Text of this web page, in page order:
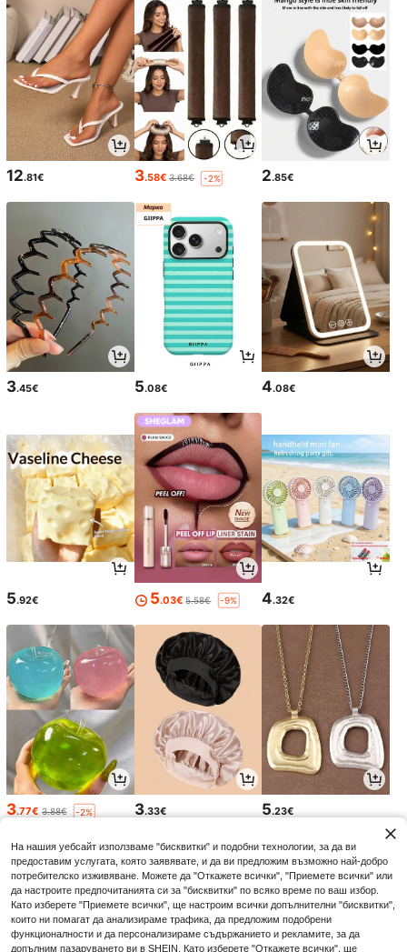
12.81€ 3.58€ 3.68€ -2% 2.85€
3.45€ 5.08€ 4.08€
5.92€ 5.03€ 5.58€ -9% 4.32€
3.77€ 3.88€ -2% 3.33€ 5.23€
На нашия уебсайт използваме "бисквитки" и подобни технологии, за да ви
предоставим услугата, която заявявате, и да ви предложим възможно най-добро
потребителско изживяване. Можете да "Откажете всички", "Приемете всички" или
да настроите предпочитанията си за "бисквитки" по всяко време по ваш избор.
Като изберете "Приемете всички", ще настроим всички допълнителни "бисквитки",
които ни помагат да анализираме трафика, да предложим подобрени
функционалности и да персонализираме съдържанието и рекламите, за да
допълним пазаруването ви в SHEIN. Като изберете "Откажете всички", ще